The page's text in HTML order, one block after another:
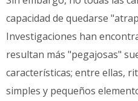
capacidad de quedarse
Investigaciones han
resultan más "pegajosas"
características; entre ellas,
simples y pequeños